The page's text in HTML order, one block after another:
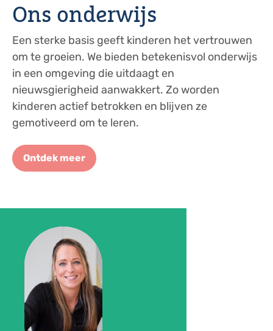
Ons onderwijs
Een sterke basis geeft kinderen het vertrouwen
om te groeien. We bieden betekenisvol onderwijs
in een omgeving die uitdaagt en
nieuwsgierigheid aanwakkert. Zo worden
kinderen actief betrokken en blijven ze
gemotiveerd om te leren.
Ontdek meer